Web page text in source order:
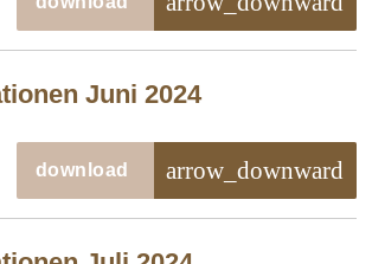
Juni 2024
download
arrow_downward